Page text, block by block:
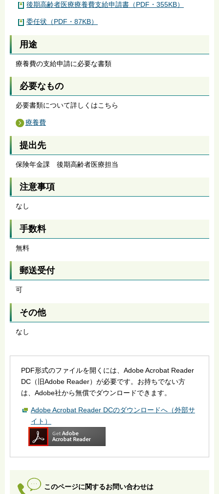
後期高齢者医療療養費支給申請書（PDF・355KB）
委任状（PDF・87KB）
用途
療養費の支給申請に必要な書類
必要なもの
必要書類について詳しくはこちら
療養費
提出先
保険年金課 後期高齢者医療担当
注意事項
なし
手数料
無料
郵送受付
可
その他
なし
PDF形式のファイルを開くには、Adobe Acrobat Reader
DC（旧Adobe Reader）が必要です。お持ちでない方
は、Adobe社から無償でダウンロードできます。
Adobe Acrobat Reader DCのダウンロードへ（外部サ
イト）
このページに関するお問い合わせは